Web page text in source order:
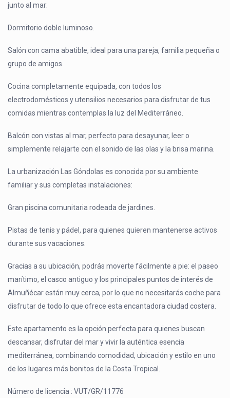
junto al mar:
Dormitorio doble luminoso.
Salón con cama abatible, ideal para una pareja, familia pequeña o
grupo de amigos.
Cocina completamente equipada, con todos los
electrodomésticos y utensilios necesarios para disfrutar de tus
comidas mientras contemplas la luz del Mediterráneo.
Balcón con vistas al mar, perfecto para desayunar, leer o
simplemente relajarte con el sonido de las olas y la brisa marina.
La urbanización Las Góndolas es conocida por su ambiente
familiar y sus completas instalaciones:
Gran piscina comunitaria rodeada de jardines.
Pistas de tenis y pádel, para quienes quieren mantenerse activos
durante sus vacaciones.
Gracias a su ubicación, podrás moverte fácilmente a pie: el paseo
marítimo, el casco antiguo y los principales puntos de interés de
Almuñécar están muy cerca, por lo que no necesitarás coche para
disfrutar de todo lo que ofrece esta encantadora ciudad costera.
Este apartamento es la opción perfecta para quienes buscan
descansar, disfrutar del mar y vivir la auténtica esencia
mediterránea, combinando comodidad, ubicación y estilo en uno
de los lugares más bonitos de la Costa Tropical.
Número de licencia : VUT/GR/11776